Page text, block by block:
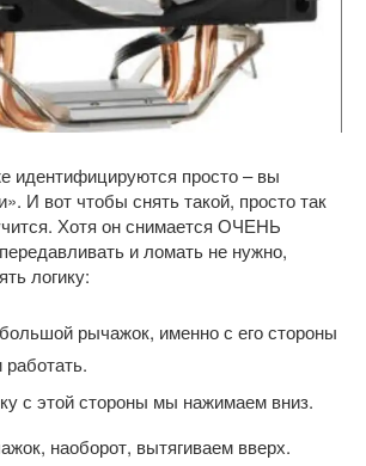
идентифицируются просто – вы
И вот чтобы снять такой, просто так
Хотя он снимается ОЧЕНЬ
и ломать не нужно,
логику:
рычажок, именно с его стороны
с этой стороны мы нажимаем вниз.
наоборот, вытягиваем вверх.